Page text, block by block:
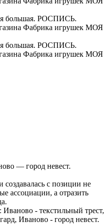
— город невест.
с позиции не
ассоциации, а отразить
- текстильный трест,
Иваново - город невест.